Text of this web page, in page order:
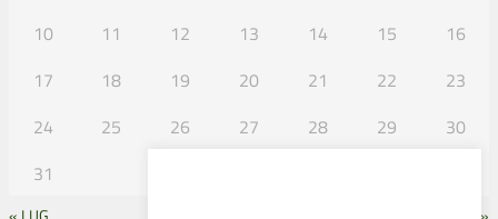
10
11 12 13 14 15
16
17
18 19 20 21 22
23
24
25 26 27 28 29
30
31
« LUG SET »